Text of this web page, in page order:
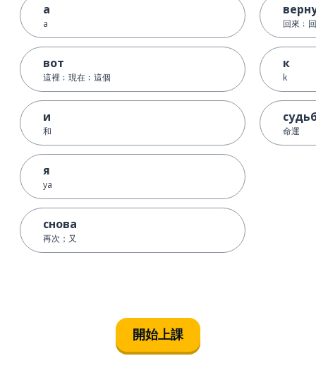
а
a
вот
這裡﹔現在﹔這個
и
和
я
ya
снова
再次；又
回來﹔
к
k
命運
開始上課